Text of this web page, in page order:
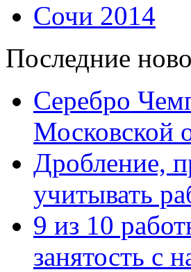
Сочи 2014
Последние
Серебро
Московской
Дробление,
учитывать
9 из 10
занятость с